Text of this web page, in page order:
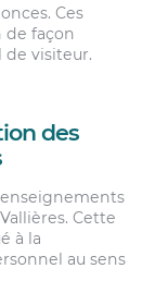
Ces
de façon
visiteur.
des
Cette
à la
au sens